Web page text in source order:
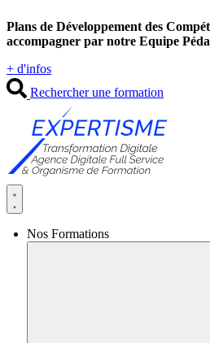
au
contenu
Plans de Développement des
accompagner par notre Equipe
+ d'infos
Rechercher une formation
Nos Formations